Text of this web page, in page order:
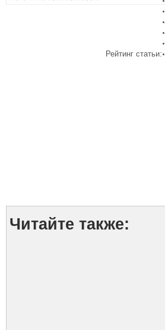
Рейтинг статьи:
Читайте также: